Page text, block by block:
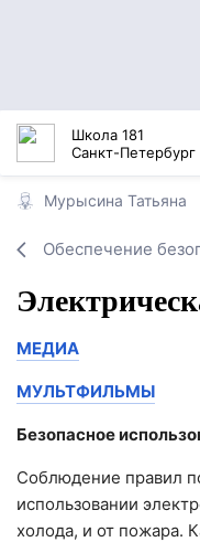
Школа 181
Санкт-Петербург
Мурысина Татьяна
Обеспечение
МЕДИА
МУЛЬТФИЛЬМЫ
Безопасное
Соблюдение правил
использовании
холода, и от пожара.